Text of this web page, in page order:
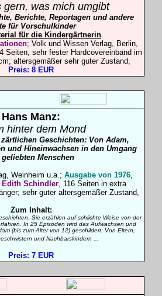
gern, was mich umgibt
Berichte, Reportagen und andere
für Vorschulkinder
für die Kindergärtnerin
; Volk und Wissen Verlag, Berlin,
Seiten, sehr fester Hardcovereinband im
altersgemäßer sehr guter Zustand,
Preis: 8 EUR
Hans Manz:
hinter dem Mond
Geschichten: Von Adam,
und Hineinwachsen in den Umgang
Menschen
Weinheim u.a.; Ausgabe von 1976,
Edith Schindler, 116 Seiten in extra
sehr guter altersgemäßer Zustand,
Zum Inhalt:
Sie erzählen auf schlichte Weise von der
In 25 Episoden wird das Aufwachsen und
(bis zum Alter von 12) geschildert: Von Eltern,
und Nachbarskindern ...
Preis: 7 EUR